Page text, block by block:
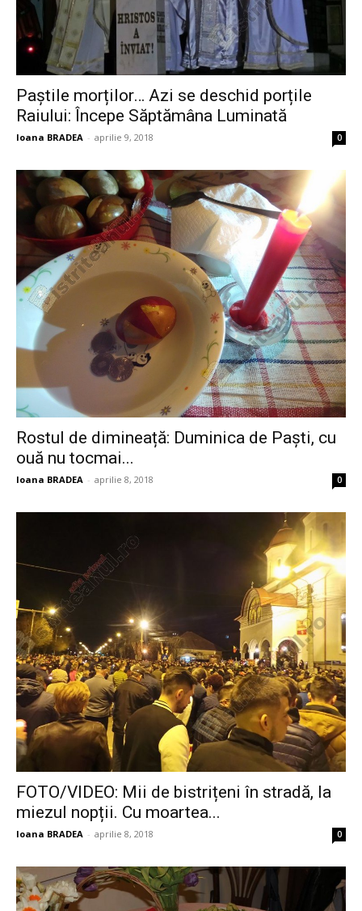
Paștile morților… Azi se deschid porțile
Raiului: Începe Săptămâna Luminată
Ioana BRADEA - aprilie 9, 2018 0
Rostul de dimineață: Duminica de Paști, cu
ouă nu tocmai...
Ioana BRADEA - aprilie 8, 2018 0
FOTO/VIDEO: Mii de bistrițeni în stradă, la
miezul nopții. Cu moartea...
Ioana BRADEA - aprilie 8, 2018 0